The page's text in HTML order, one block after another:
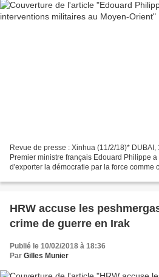
Revue de presse : Xinhua (11/2/18)* DUBAI,
Premier ministre français Edouard Philippe
d'exporter la démocratie par la force comme
HRW accuse les
crime de guerre en Irak
Publié le 10/02/2018 à 18:36
Par Gilles Munier